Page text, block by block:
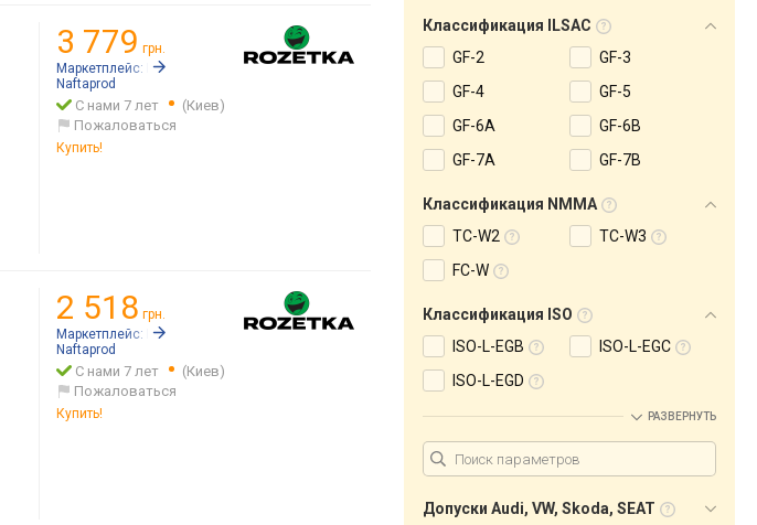
3 779 грн.
Маркетплейс:
Rozetka.ua
Naftaprod
С нами 7 лет
(Киев)
Пожаловаться
Купить!
2 518 грн.
Маркетплейс:
Rozetka.ua
Naftaprod
С нами 7 лет
(Киев)
Пожаловаться
Купить!
Классификация ILSAC
GF-2
GF-3
GF-4
GF-5
GF-6A
GF-6B
GF-7A
GF-7B
Классификация NMMA
TC-W2
TC-W3
FC-W
Классификация ISO
ISO-L-EGB
ISO-L-EGC
ISO-L-EGD
РАЗВЕРНУТЬ
Допуски Audi, VW, Skoda, SEAT